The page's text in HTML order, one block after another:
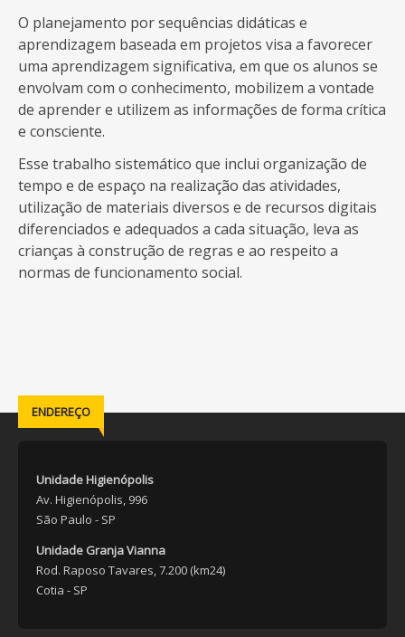
O planejamento por sequências didáticas e
aprendizagem baseada em projetos visa a favorecer
uma aprendizagem significativa, em que os alunos se
envolvam com o conhecimento, mobilizem a vontade
de aprender e utilizem as informações de forma crítica
e consciente.
Esse trabalho sistemático que inclui organização de
tempo e de espaço na realização das atividades,
utilização de materiais diversos e de recursos digitais
diferenciados e adequados a cada situação, leva as
crianças à construção de regras e ao respeito a
normas de funcionamento social.
ENDEREÇO
Unidade Higienópolis
Av. Higienópolis, 996
São Paulo - SP
Unidade Granja Vianna
Rod. Raposo Tavares, 7.200 (km24)
Cotia - SP